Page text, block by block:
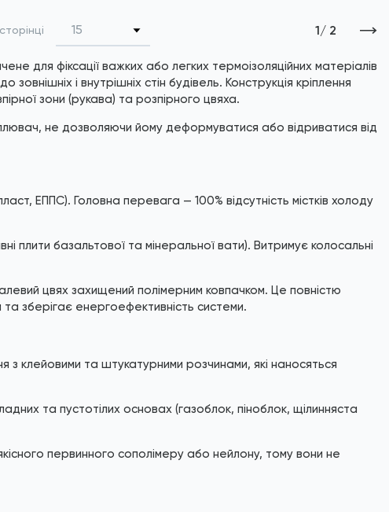
15 1/ 2
для фіксації важких або легких термоізоляційних матеріалів
і внутрішніх стін будівель. Конструкція кріплення
зони (рукава) та розпірного цвяха.
не дозволяючи йому деформуватися або відриватися від
ЕППС). Головна перевага — 100% відсутність містків холоду
плити базальтової та мінеральної вати). Витримує колосальні
цвях захищений полімерним ковпачком. Це повністю
зберігає енергоефективність системи.
з клейовими та штукатурними розчинами, які наносяться
та пустотілих основах (газоблок, піноблок, щілинняста
первинного сополімеру або нейлону, тому вони не